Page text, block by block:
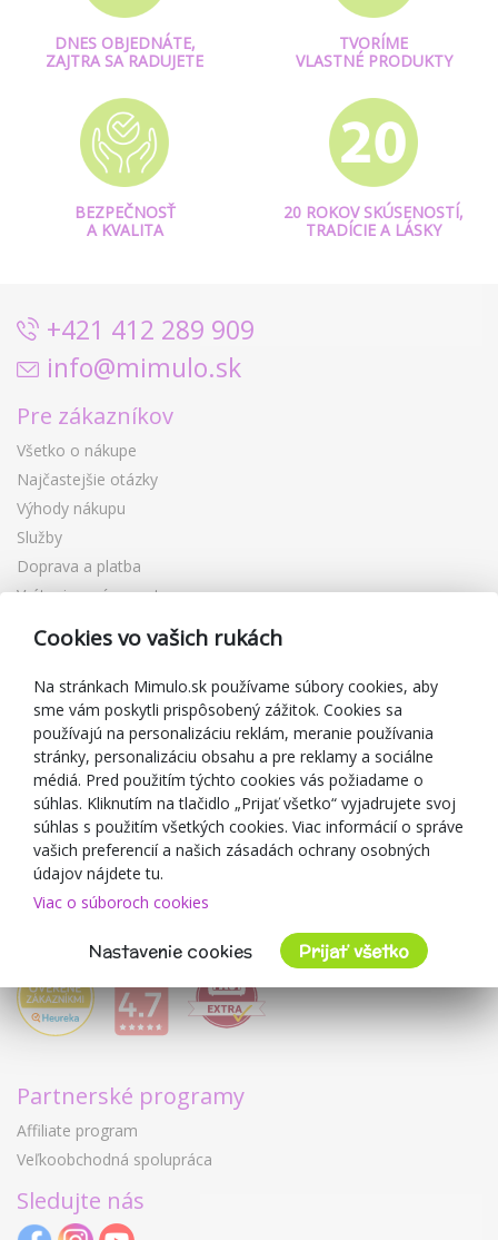
DNES OBJEDNÁTE,
ZAJTRA SA RADUJETE
TVORÍME
VLASTNÉ PRODUKTY
BEZPEČNOSŤ
A KVALITA
20 ROKOV SKÚSENOSTÍ,
TRADÍCIE A LÁSKY
+421 412 289 909
info@mimulo.sk
Pre zákazníkov
Všetko o nákupe
Najčastejšie otázky
Výhody nákupu
Služby
Doprava a platba
Vrátenie a výmena tovaru
Reklamácia
Darčekové poukážky
Zľavové kupóny
Blog
O predajcovi
Mimulo.sk
Obchodné podmienky
Ochrana osobných údajov GDPR
Kontakty
Spolupracujeme
Partnerské programy
Affiliate program
Veľkoobchodná spolupráca
Sledujte nás
Cookies vo vašich rukách
Na stránkach Mimulo.sk používame súbory cookies, aby
sme vám poskytli prispôsobený zážitok. Cookies sa
používajú na personalizáciu reklám, meranie používania
stránky, personalizáciu obsahu a pre reklamy a sociálne
médiá. Pred použitím týchto cookies vás požiadame o
súhlas. Kliknutím na tlačidlo „Prijať všetko“ vyjadrujete svoj
súhlas s použitím všetkých cookies. Viac informácií o správe
vašich preferencií a našich zásadách ochrany osobných
údajov nájdete tu.
Viac o súboroch cookies
Nastavenie cookies Prijať všetko